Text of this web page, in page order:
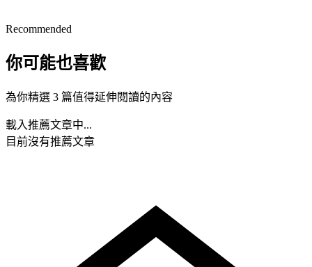
Recommended
你可能也喜歡
為你精選 3 篇值得延伸閱讀的內容
載入推薦文章中...
目前沒有推薦文章